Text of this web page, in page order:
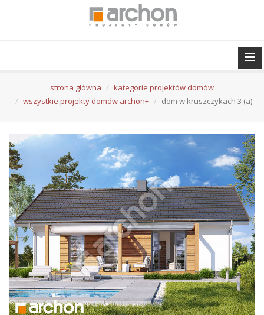
strona główna
kategorie projektów domów
wszystkie projekty domów archon+
dom w kruszczykach 3 (a)